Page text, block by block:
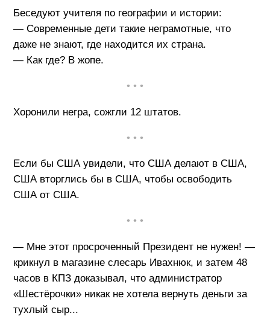
Беседуют учителя по географии и истории:
— Современные дети такие неграмотные, что
даже не знают, где находится их страна.
— Как где? В жопе.
• • •
Хоронили негра, сожгли 12 штатов.
• • •
Если бы США увидели, что США делают в США,
США вторглись бы в США, чтобы освободить
США от США.
• • •
— Мне этот просроченный Президент не нужен! —
крикнул в магазине слесарь Ивахнюк, и затем 48
часов в КПЗ доказывал, что администратор
«Шестёрочки» никак не хотела вернуть деньги за
тухлый сыр...